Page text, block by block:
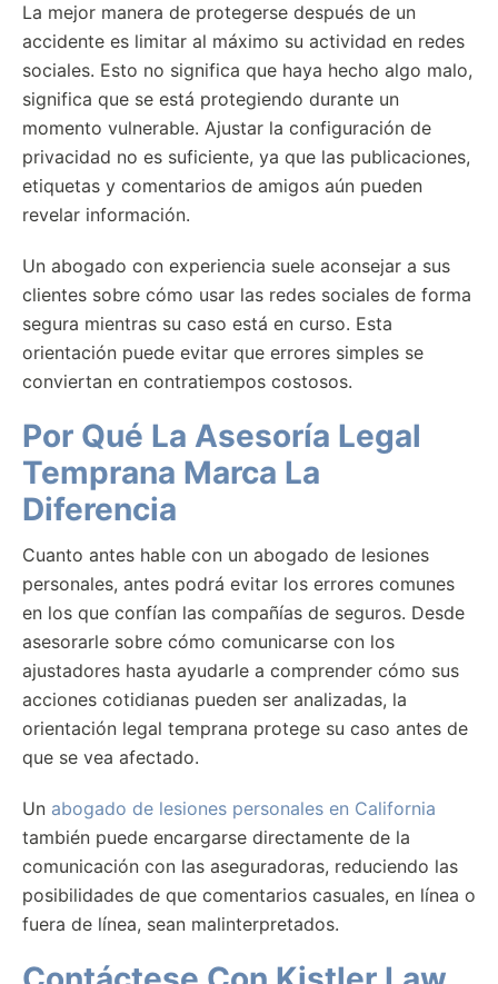
La mejor manera de protegerse después de un
accidente es limitar al máximo su actividad en redes
sociales. Esto no significa que haya hecho algo malo,
significa que se está protegiendo durante un
momento vulnerable. Ajustar la configuración de
privacidad no es suficiente, ya que las publicaciones,
etiquetas y comentarios de amigos aún pueden
revelar información.
Un abogado con experiencia suele aconsejar a sus
clientes sobre cómo usar las redes sociales de forma
segura mientras su caso está en curso. Esta
orientación puede evitar que errores simples se
conviertan en contratiempos costosos.
Por Qué La Asesoría Legal
Temprana Marca La
Diferencia
Cuanto antes hable con un abogado de lesiones
personales, antes podrá evitar los errores comunes
en los que confían las compañías de seguros. Desde
asesorarle sobre cómo comunicarse con los
ajustadores hasta ayudarle a comprender cómo sus
acciones cotidianas pueden ser analizadas, la
orientación legal temprana protege su caso antes de
que se vea afectado.
Un abogado de lesiones personales en California
también puede encargarse directamente de la
comunicación con las aseguradoras, reduciendo las
posibilidades de que comentarios casuales, en línea o
fuera de línea, sean malinterpretados.